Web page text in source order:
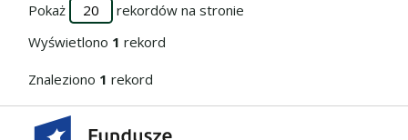
Pokaż
rekordów na stronie
Wyświetlono 1 rekord
Znaleziono 1 rekord